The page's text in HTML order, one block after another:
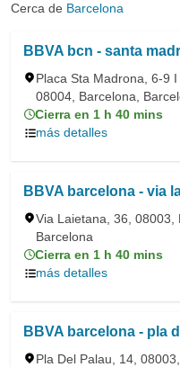
Cerca de Barcelona
BBVA bcn - santa
Placa Sta Madrona, 6-9 I
08004, Barcelona,
Cierra en 1 h 40 mins
más detalles
BBVA barcelona - via
Via Laietana, 36, 08003,
Barcelona
Cierra en 1 h 40 mins
más detalles
BBVA barcelona - pla
Pla Del Palau, 14,